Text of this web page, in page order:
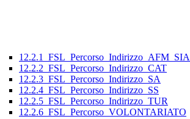
12.2.1_FSL_Percorso_Indirizzo_AFM_SIA
12.2.2_FSL_Percorso_Indirizzo_CAT
12.2.3_FSL_Percorso_Indirizzo_SA
12.2.4_FSL_Percorso_Indirizzo_SS
12.2.5_FSL_Percorso_Indirizzo_TUR
12.2.6_FSL_Percorso_VOLONTARIATO